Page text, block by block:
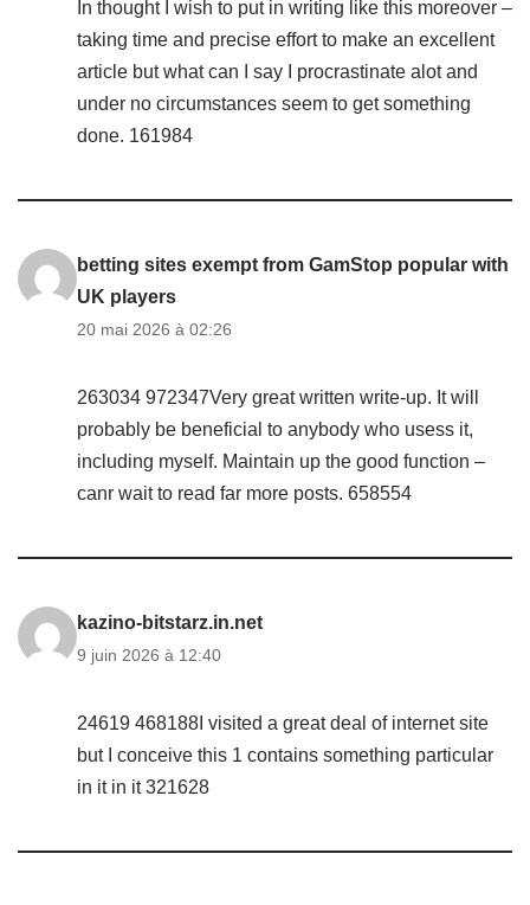
In thought I wish to put in writing like this moreover –
taking time and precise effort to make an excellent
article but what can I say I procrastinate alot and
under no circumstances seem to get something
done. 161984
betting sites exempt from GamStop popular with
UK players
20 mai 2026 à 02:26
263034 972347Very great written write-up. It will
probably be beneficial to anybody who usess it,
including myself. Maintain up the good function –
canr wait to read far more posts. 658554
kazino-bitstarz.in.net
9 juin 2026 à 12:40
24619 468188I visited a great deal of internet site
but I conceive this 1 contains something particular
in it in it 321628